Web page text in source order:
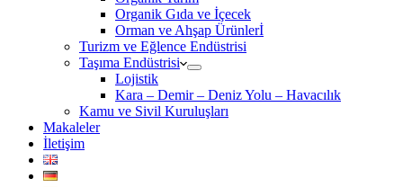
Organik Gıda ve İçecek
Orman ve Ahşap Ürünlerİ
Turizm ve Eğlence Endüstrisi
Taşıma Endüstrisi
Lojistik
Kara – Demir – Deniz Yolu – Havacılık
Kamu ve Sivil Kuruluşları
Makaleler
İletişim